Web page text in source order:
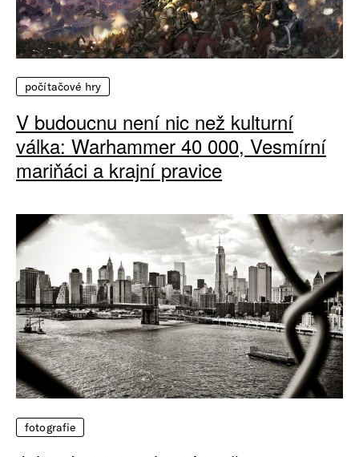
počítačové hry
V budoucnu není nic než kulturní
válka: Warhammer 40 000, Vesmírní
mariňáci a krajní pravice
fotografie